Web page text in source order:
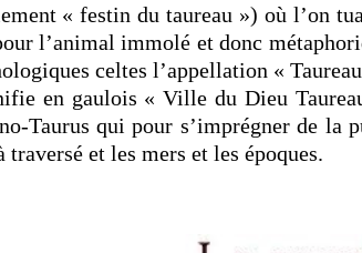
« festin du taureau ») où l’on
l’animal immolé et donc
celtes l’appellation «
en gaulois « Ville du Dieu
Taurus qui pour s’imprégner de la
et les mers et les époques.